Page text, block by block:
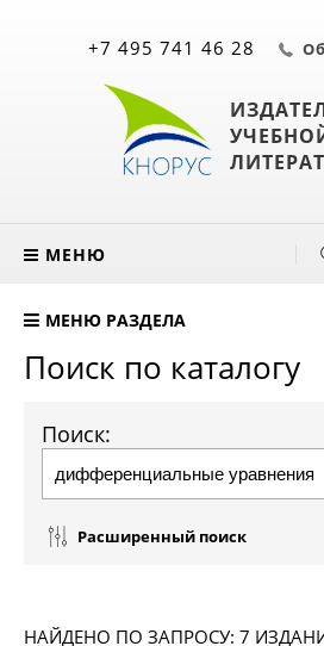
+7 495 741 46 28
МЕНЮ
МЕНЮ РАЗДЕЛА
Поиск по каталогу
Поиск:
Расширенный поиск
НАЙДЕНО ПО ЗАПРОСУ: 7